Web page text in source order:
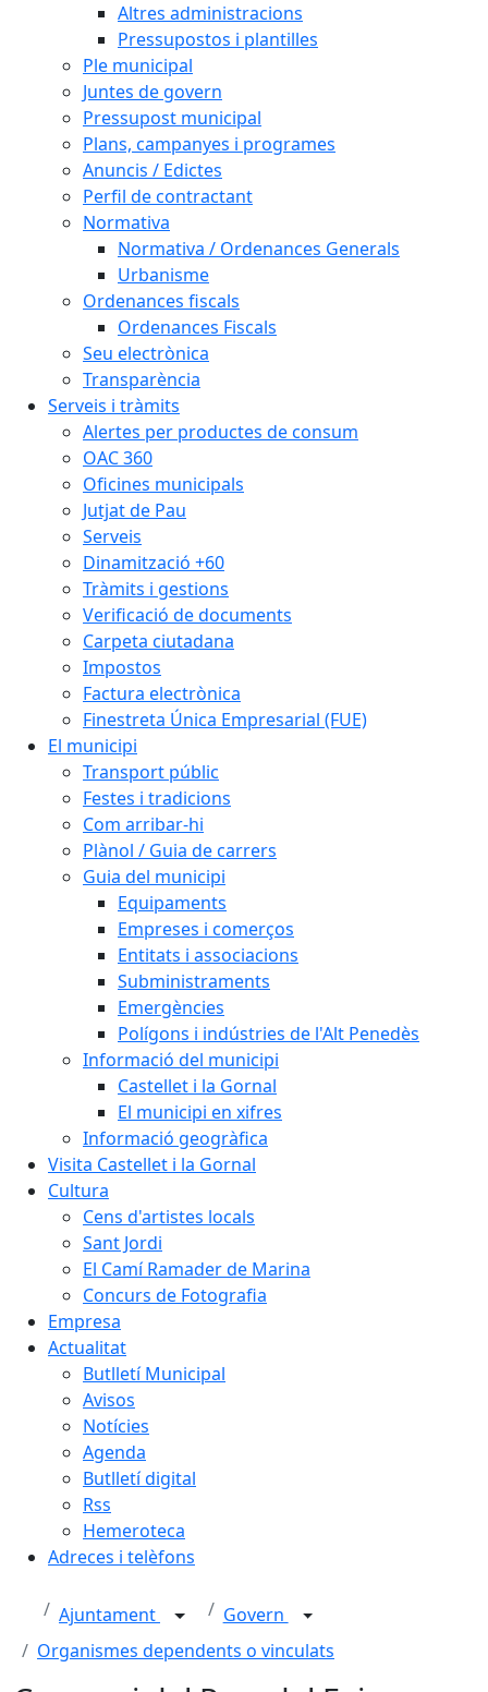
Altres administracions
Pressupostos i plantilles
Ple municipal
Juntes de govern
Pressupost municipal
Plans, campanyes i programes
Anuncis / Edictes
Perfil de contractant
Normativa
Normativa / Ordenances Generals
Urbanisme
Ordenances fiscals
Ordenances Fiscals
Seu electrònica
Transparència
Serveis i tràmits
Alertes per productes de consum
OAC 360
Oficines municipals
Jutjat de Pau
Serveis
Dinamització +60
Tràmits i gestions
Verificació de documents
Carpeta ciutadana
Impostos
Factura electrònica
Finestreta Única Empresarial (FUE)
El municipi
Transport públic
Festes i tradicions
Com arribar-hi
Plànol / Guia de carrers
Guia del municipi
Equipaments
Empreses i comerços
Entitats i associacions
Subministraments
Emergències
Polígons i indústries de l'Alt Penedès
Informació del municipi
Castellet i la Gornal
El municipi en xifres
Informació geogràfica
Visita Castellet i la Gornal
Cultura
Cens d'artistes locals
Sant Jordi
El Camí Ramader de Marina
Concurs de Fotografia
Empresa
Actualitat
Butlletí Municipal
Avisos
Notícies
Agenda
Butlletí digital
Rss
Hemeroteca
Adreces i telèfons
Ajuntament
Govern
Organismes dependents o vinculats